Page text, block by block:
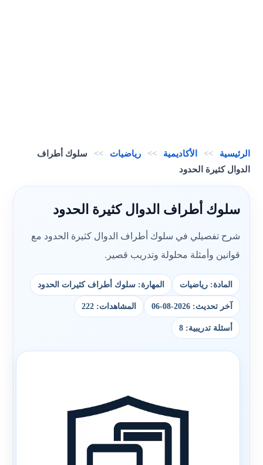
الرئيسية >> الأكاديمية >> رياضيات >>
سلوك أطراف
الدوال كثيرة الحدود
سلوك أطراف الدوال كثيرة الحدود
شرح تفصيلي في سلوك أطراف الدوال كثيرة الحدود مع
قوانين وأمثلة محلولة وتدريب قصير.
المادة: رياضيات المهارة: سلوك أطراف كثيرات الحدود
آخر تحديث: 2026-08-06 المشاهدات: 222
أسئلة تدريبية: 8